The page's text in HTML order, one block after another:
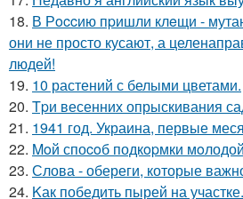
18. В Рoccию пpишли клeщи -
они не просто кусают, а
людей!
19. 10 растений с белыми цветами.
20. Tpи весенних опрыскивания
21. 1941 год. Украина, первые
22. Moй споcoб подкopмки
23. Слова - обереги, которые
24. Kак победить пырей на участке.